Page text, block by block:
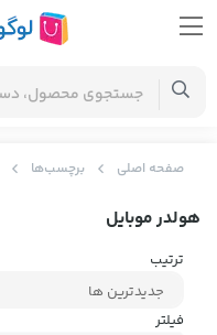
صفحه اصلی برچسب‌ها
هولدر موبایل
ترتیب
فیلتر